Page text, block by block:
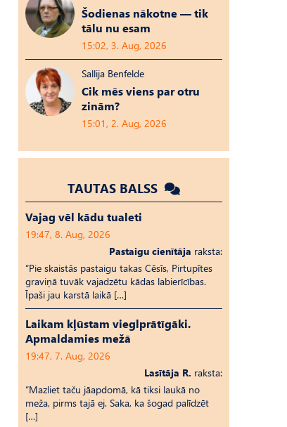
Šodienas nākotne — tik
tālu nu esam
15:02, 3. Aug, 2026
Sallija Benfelde
Cik mēs viens par otru
zinām?
15:01, 2. Aug, 2026
TAUTAS BALSS
Vajag vēl kādu tualeti
19:47, 8. Aug, 2026
Pastaigu cienītāja raksta:
“Pie skaistās pastaigu takas Cēsīs, Pirtupītes
graviņā tuvāk vajadzētu kādas labierīcības.
Īpaši jau karstā laikā […]
Laikam kļūstam vieglprātīgāki.
Apmaldamies mežā
19:47, 7. Aug, 2026
Lasītāja R. raksta:
“Mazliet taču jāapdomā, kā tiksi laukā no
meža, pirms tajā ej. Saka, ka šogad palīdzēt
[…]